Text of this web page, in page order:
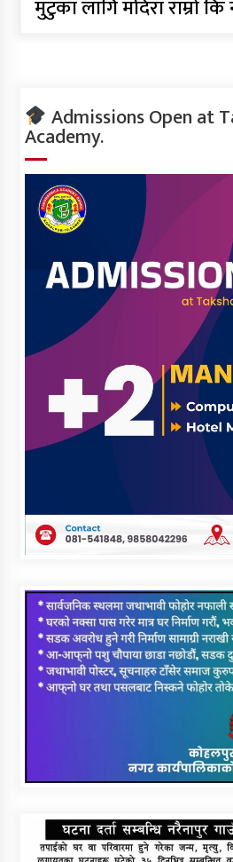
मुटुका लागि मदिरा राम्रो कि
Admissions Open at
Academy.